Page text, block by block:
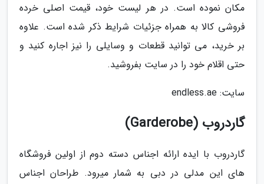
مکان نموده است. در هر لیست خود، قیمت اصلی خرده
فروشی کالا به همراه جزئیات شرایط ذکر شده است. علاوه
بر خرید، می توانید قطعات و وسایلی را نیز اجاره کنید و
حتی اقلام خود را در سایت بفروشید.
سایت: endless.ae
گاردروب (Garderobe)
گاردروب با ایده ارائه اجناس دسته دوم از اولین فروشگاه
های این مدلی در دبی به شمار میرود. طراحان اجناس